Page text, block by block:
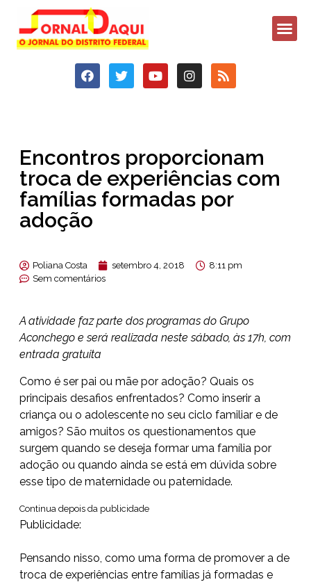
Encontros proporcionam
troca de experiências com
famílias formadas por
adoção
Poliana Costa setembro 4, 2018
8:11 pm
Sem comentários
A atividade faz parte dos programas do Grupo
Aconchego e será realizada neste sábado, às 17h, com
entrada gratuita
Como é ser pai ou mãe por adoção? Quais os
principais desafios enfrentados? Como inserir a
criança ou o adolescente no seu ciclo familiar e de
amigos? São muitos os questionamentos que
surgem quando se deseja formar uma família por
adoção ou quando ainda se está em dúvida sobre
esse tipo de maternidade ou paternidade.
Continua depois da publicidade
Publicidade:
Pensando nisso, como uma forma de promover a de
troca de experiências entre famílias já formadas e